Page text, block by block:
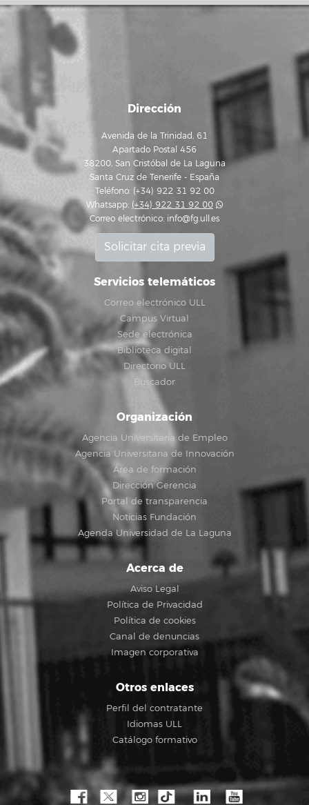
Dirección
Avenida de la Trinidad, 61
Apartado Postal 456
38200, San Cristóbal de La Laguna
Santa Cruz de Tenerife - España
Teléfono: (+34) 922 31 92 00
Whatsapp: (+34) 922 31 92 00
Correo electrónico: info@fg.ull.es
Solicitar cita previa
Servicios telemáticos
Correo electrónico ULL
Campus Virtual
Sede electrónica
Biblioteca digital
Directorio ULL
Buscador
Organización
Agencia Universitaria de Empleo
Agencia Universitaria de Innovación
Área de formación
Dirección Gerencia
Portal de transparencia
Noticias Fundación
Agenda Universidad de La Laguna
Acerca de
Aviso Legal
Política de Privacidad
Política de cookies
Canal de denuncias
Imagen corporativa
Otros enlaces
Perfil del contratante
Idiomas ULL
Catálogo formativo